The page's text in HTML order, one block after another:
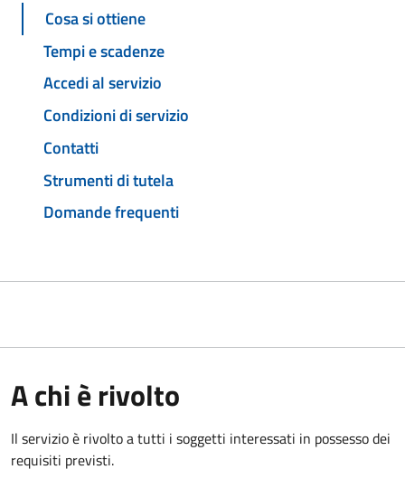
Cosa si ottiene
Tempi e scadenze
Accedi al servizio
Condizioni di servizio
Contatti
Strumenti di tutela
Domande frequenti
A chi è rivolto
Il servizio è rivolto a tutti i soggetti interessati in possesso dei
requisiti previsti.